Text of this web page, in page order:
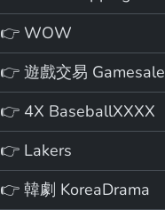
👉 WOW
👉 遊戲交易 Gamesale
👉 4X BaseballXXXX
👉 Lakers
👉 韓劇 KoreaDrama